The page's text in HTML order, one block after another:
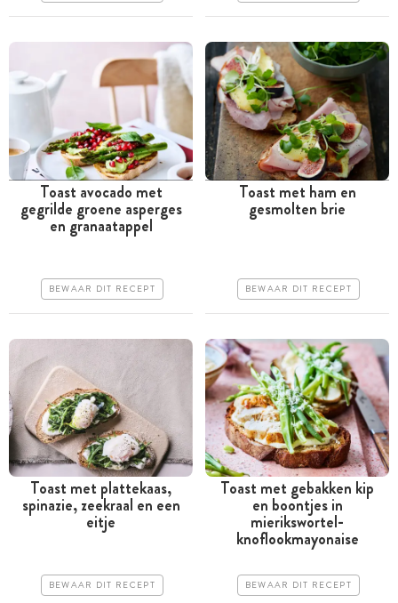
Minder dan 30 minuten
Erg makkelijk
Toast avocado met
gegrilde groene asperges
en granaatappel
BEWAAR DIT RECEPT
Minder dan 30 minuten
Erg makkelijk
Toast met ham en
gesmolten brie
BEWAAR DIT RECEPT
Minder dan 30 minuten
Makkelijk
Toast met plattekaas,
spinazie, zeekraal en een
eitje
BEWAAR DIT RECEPT
Minder dan 30 minuten
Goedkoop
Erg makkelijk
Toast met gebakken kip
en boontjes in
mierikswortel-
knoflookmayonaise
BEWAAR DIT RECEPT